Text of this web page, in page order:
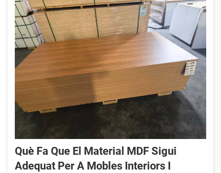
Què Fa Que El Material MDF Sigui
Adequat Per A Mobles Interiors I